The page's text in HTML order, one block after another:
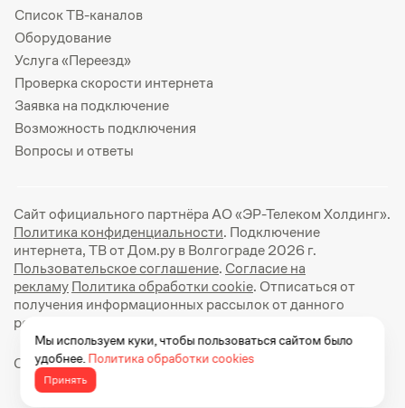
Список ТВ-каналов
Оборудование
Услуга «Переезд»
Проверка скорости интернета
Заявка на подключение
Возможность подключения
Вопросы и ответы
Сайт официального партнёра АО «ЭР-Телеком Холдинг».
Политика конфиденциальности. Подключение
интернета, ТВ от Дом.ру в Волгограде 2026 г.
Пользовательское соглашение. Согласие на
рекламуПолитика обработки cookie. Отписаться от
получения информационных рассылок от данного
ресурса можно на
Официальный сайт Дом.ру: https://dom.ru
Мы используем куки, чтобы пользоваться сайтом было
удобнее.Политика обработки cookies
Принять